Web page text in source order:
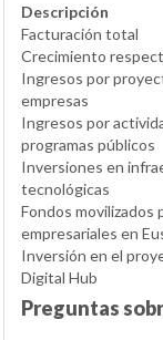
Descripción
Facturación total
Crecimiento
Ingresos por
empresas
Ingresos por
programas públicos
Inversiones en
tecnológicas
Fondos movilizados
empresariales en
Inversión en el
Digital Hub
Preguntas